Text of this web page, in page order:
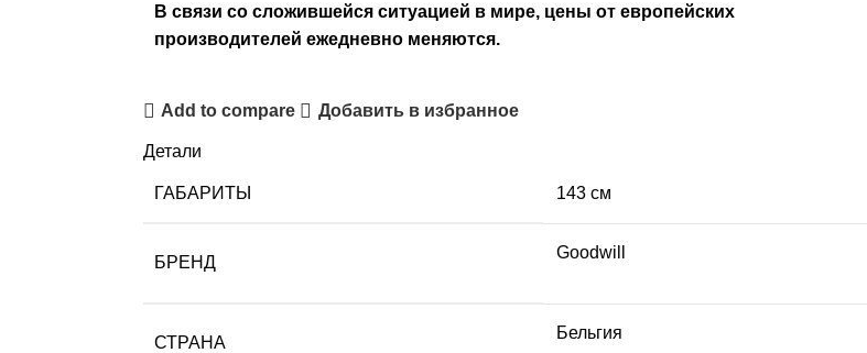
В связи со сложившейся ситуацией в мире, цены от европейских
производителей ежедневно меняются.
Add to compare Добавить в избранное
Детали
ГАБАРИТЫ 143 см
БРЕНД
Goodwill
СТРАНА
Бельгия